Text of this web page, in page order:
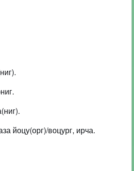
йоцу(орг)/воцург, ирча.